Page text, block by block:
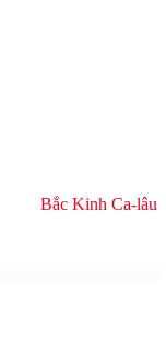
Bắc Kinh Ca-lâu